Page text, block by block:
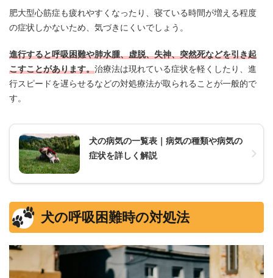
肥大型心筋症も疲れやすくなったり、寝ている時間が増える程度
の症状しかないため、気づきにくいでしょう。
進行すると呼吸困難や肺水腫、虚脱、失神、突然死などを引き起
こすことがあります。治療法は現れている症状を軽くしたり、進
行スピードを遅らせるなどの対処療法が取られることが一般的で
す。
犬の病気の一覧表｜病気の種類や病気の
症状を詳しく解説
犬の呼吸困難時の対処法